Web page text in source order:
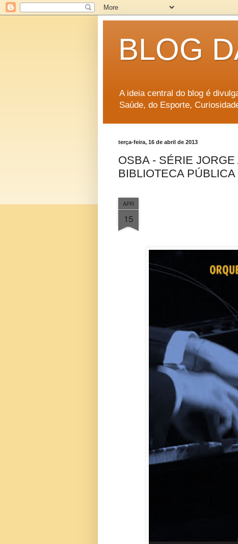
BLOG
A ideia central do blog é
Saúde, do Esporte,
terça-feira, 16 de abril de 2013
OSBA - SÉRIE
BIBLIOTECA PÚBLICA
APR
15